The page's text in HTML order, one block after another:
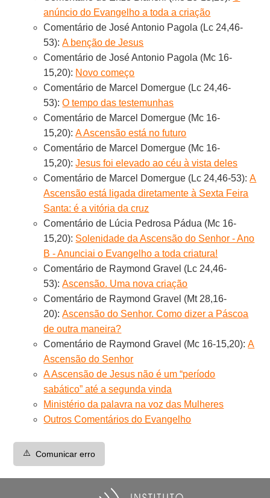
anúncio do Evangelho a toda a criação
Comentário de José Antonio Pagola (Lc 24,46-
53):A benção de Jesus
Comentário de José Antonio Pagola (Mc 16-
15,20): Novo começo
Comentário de Marcel Domergue (Lc 24,46-
53):O tempo das testemunhas
Comentário de Marcel Domergue (Mc 16-
15,20):A Ascensão está no futuro
Comentário de Marcel Domergue (Mc 16-
15,20):Jesus foi elevado ao céu à vista deles
Comentário de Marcel Domergue (Lc 24,46-53):A
Ascensão está ligada diretamente à Sexta Feira
Santa: é a vitória da cruz
Comentário de Lúcia Pedrosa Pádua (Mc 16-
15,20): Solenidade da Ascensão do Senhor - Ano
B - Anunciai o Evangelho a toda criatura!
Comentário de Raymond Gravel (Lc 24,46-
53):Ascensão. Uma nova criação
Comentário de Raymond Gravel (Mt 28,16-
20):Ascensão do Senhor. Como dizer a Páscoa
de outra maneira?
Comentário de Raymond Gravel (Mc 16-15,20):A
Ascensão do Senhor
A Ascensão de Jesus não é um “período
sabático” até a segunda vinda
Ministério da palavra na voz das Mulheres
Outros Comentários do Evangelho
⚠️ Comunicar erro